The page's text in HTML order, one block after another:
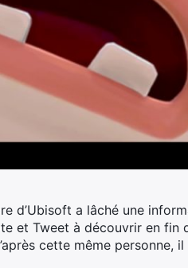
d’Ubisoft a lâché une
et Tweet à découvrir en
cette même personne,